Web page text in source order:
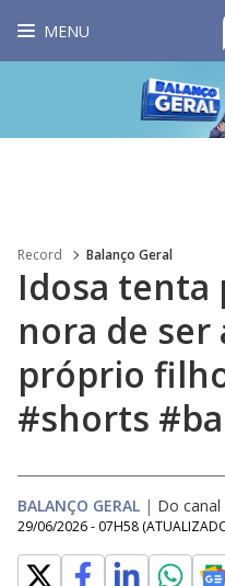
MENU
Record Balanço Geral
Idosa tenta
nora de ser
próprio
#shorts
BALANÇO GERAL | Do canal
29/06/2026 - 07H58